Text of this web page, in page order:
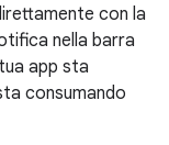
con la
nella barra
app sta
consumando